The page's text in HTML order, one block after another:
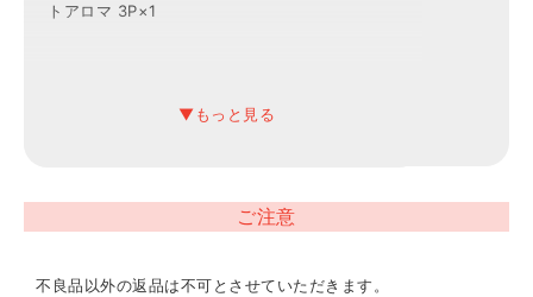
トアロマ 3P×1
ご注意
不良品以外の返品は不可とさせていただきます。